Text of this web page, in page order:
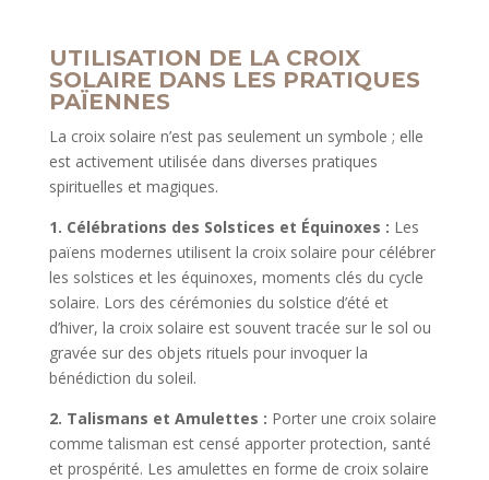
UTILISATION DE LA CROIX
SOLAIRE DANS LES PRATIQUES
PAÏENNES
La croix solaire n’est pas seulement un symbole ; elle
est activement utilisée dans diverses pratiques
spirituelles et magiques.
1. Célébrations des Solstices et Équinoxes : Les
païens modernes utilisent la croix solaire pour célébrer
les solstices et les équinoxes, moments clés du cycle
solaire. Lors des cérémonies du solstice d’été et
d’hiver, la croix solaire est souvent tracée sur le sol ou
gravée sur des objets rituels pour invoquer la
bénédiction du soleil.
2. Talismans et Amulettes : Porter une croix solaire
comme talisman est censé apporter protection, santé
et prospérité. Les amulettes en forme de croix solaire